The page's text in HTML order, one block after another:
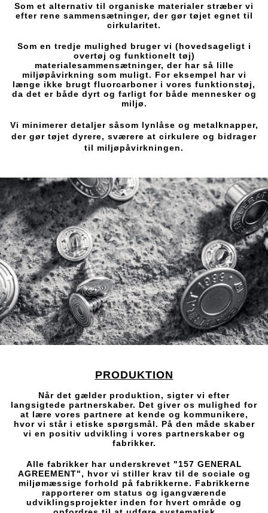
Som et alternativ til organiske materialer stræber vi
efter rene sammensætninger, der gør tøjet egnet til
cirkularitet.
Som en tredje mulighed bruger vi (hovedsageligt i
overtøj og funktionelt tøj)
materialesammensætninger, der har så lille
miljøpåvirkning som muligt. For eksempel har vi
længe ikke brugt fluorcarboner i vores funktionstøj,
da det er både dyrt og farligt for både mennesker og
miljø.
Vi minimerer detaljer såsom lynlåse og metalknapper,
der gør tøjet dyrere, sværere at cirkulere og bidrager
til miljøpåvirkningen.
PRODUKTION
Når det gælder produktion, sigter vi efter
langsigtede partnerskaber. Det giver os mulighed for
at lære vores partnere at kende og kommunikere,
hvor vi står i etiske spørgsmål. På den måde skaber
vi en positiv udvikling i vores partnerskaber og
fabrikker.
Alle fabrikker har underskrevet "157 GENERAL
AGREEMENT", hvor vi stiller krav til de sociale og
miljømæssige forhold på fabrikkerne. Fabrikkerne
rapporterer om status og igangværende
udviklingsprojekter inden for hvert område og